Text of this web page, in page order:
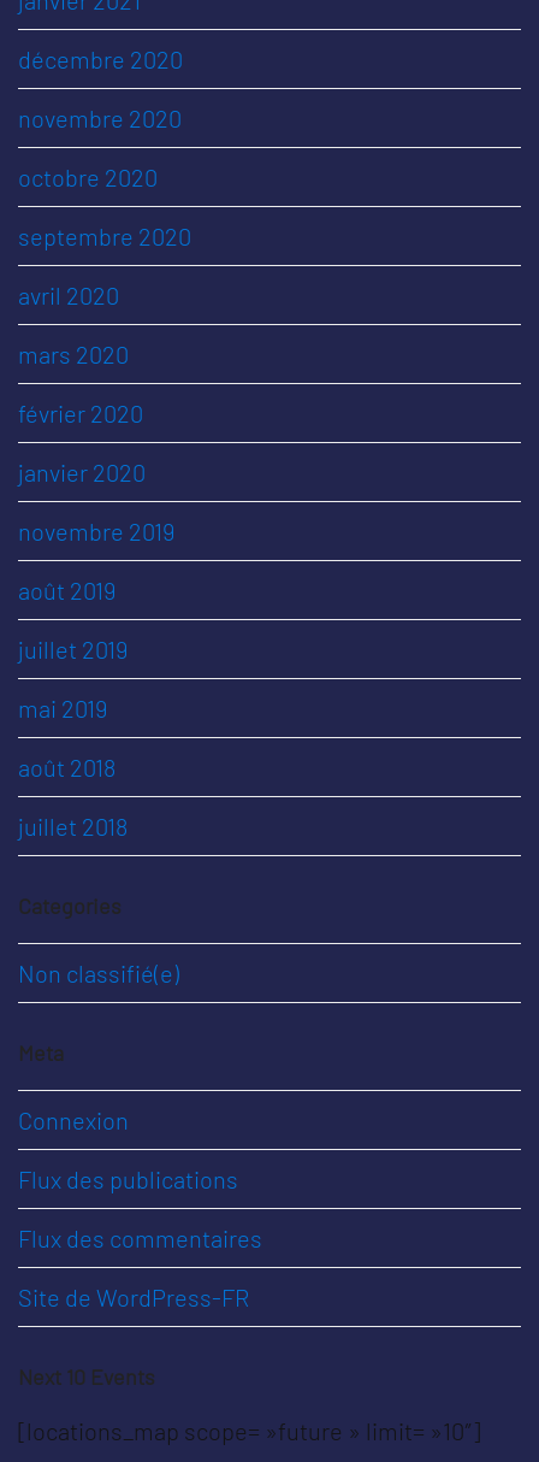
décembre 2020
novembre 2020
octobre 2020
septembre 2020
avril 2020
mars 2020
février 2020
janvier 2020
novembre 2019
août 2019
juillet 2019
mai 2019
août 2018
juillet 2018
Categories
Non classifié(e)
Meta
Connexion
Flux des publications
Flux des commentaires
Site de WordPress-FR
Next 10 Events
[locations_map scope= »future » limit= »10″]